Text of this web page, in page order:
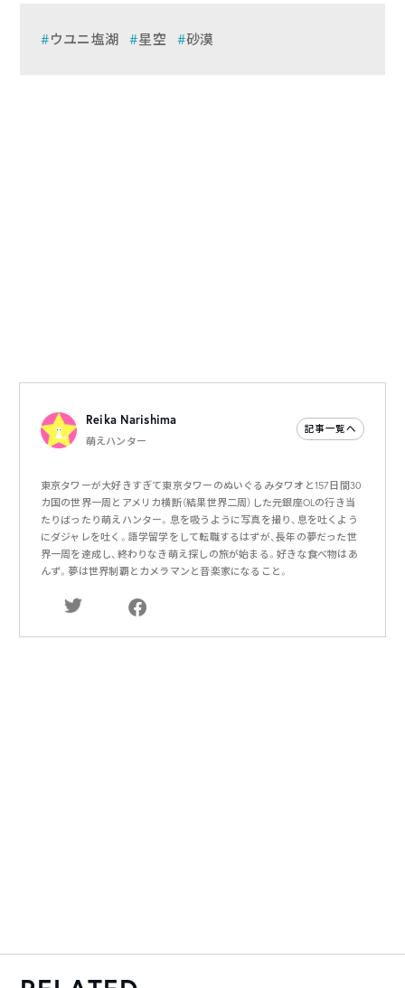
ウユニ塩湖 星空 砂漠
Reika Narishima
萌えハンター
記事一覧へ
東京タワーが大好きすぎて東京タワーのぬいぐるみタワオと157日間30
カ国の世界一周とアメリカ横断（結果世界二周）した元銀座OLの行き当
たりばったり萌えハンター。息を吸うように写真を撮り、息を吐くよう
にダジャレを吐く。語学留学をして転職するはずが、長年の夢だった世
界一周を達成し、終わりなき萌え探しの旅が始まる。好きな食べ物はあ
んず。夢は世界制覇とカメラマンと音楽家になること。